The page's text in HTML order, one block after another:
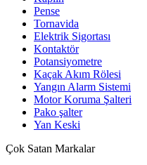
Pense
Tornavida
Elektrik Sigortası
Kontaktör
Potansiyometre
Kaçak Akım Rölesi
Yangın Alarm Sistemi
Motor Koruma Şalteri
Pako şalter
Yan Keski
Çok Satan Markalar